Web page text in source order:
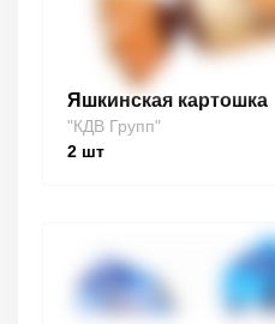
Яшкинская картошка
"КДВ Групп"
2 шт